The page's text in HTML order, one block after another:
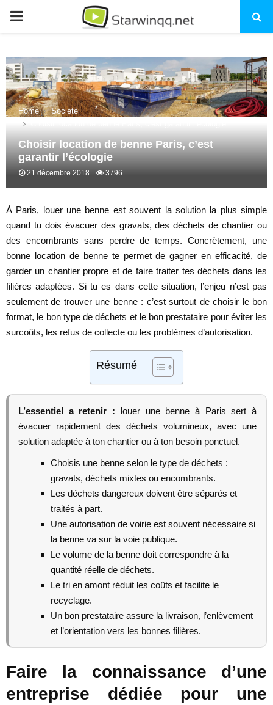
PRIMARY
Home
Société
Choisir location de benne Paris, c’est
garantir l’écologie
21 décembre 2018 3796
À Paris, louer une benne est souvent la solution la plus simple
quand tu dois évacuer des gravats, des déchets de chantier ou
des encombrants sans perdre de temps. Concrètement, une
bonne location de benne te permet de gagner en efficacité, de
garder un chantier propre et de faire traiter tes déchets dans les
filières adaptées. Si tu es dans cette situation, l’enjeu n’est pas
seulement de trouver une benne : c’est surtout de choisir le bon
format, le bon type de déchets et le bon prestataire pour éviter les
surcoûts, les refus de collecte ou les problèmes d’autorisation.
Résumé
L’essentiel a retenir : louer une benne à Paris sert à
évacuer rapidement des déchets volumineux, avec une
solution adaptée à ton chantier ou à ton besoin ponctuel.
Choisis une benne selon le type de déchets :
gravats, déchets mixtes ou encombrants.
Les déchets dangereux doivent être séparés et
traités à part.
Une autorisation de voirie est souvent nécessaire si
la benne va sur la voie publique.
Le volume de la benne doit correspondre à la
quantité réelle de déchets.
Le tri en amont réduit les coûts et facilite le
recyclage.
Un bon prestataire assure la livraison, l’enlèvement
et l’orientation vers les bonnes filières.
Faire la connaissance d’une
entreprise dédiée pour une